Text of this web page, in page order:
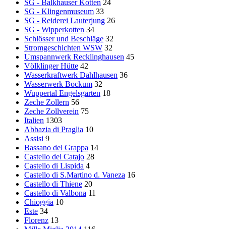
SG - Balkhauser Kotten 24
SG - Klingenmuseum 33
SG - Reiderei Lauterjung 26
SG - Wipperkotten 34
Schlösser und Beschläge 32
Stromgeschichten WSW 32
Umspannwerk Recklinghausen 45
Völklinger Hütte 42
Wasserkraftwerk Dahlhausen 36
Wasserwerk Bockum 32
Wuppertal Engelsgarten 18
Zeche Zollern 56
Zeche Zollverein 75
Italien 1303
Abbazia di Praglia 10
Assisi 9
Bassano del Grappa 14
Castello del Catajo 28
Castello di Lispida 4
Castello di S.Martino d. Vaneza 16
Castello di Thiene 20
Castello di Valbona 11
Chioggia 10
Este 34
Florenz 13